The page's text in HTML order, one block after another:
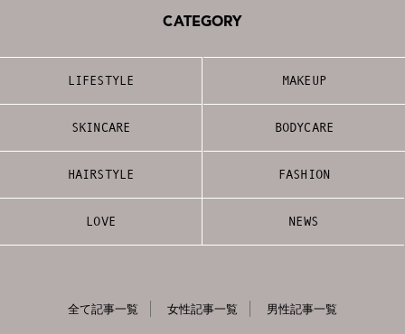
CATEGORY
LIFESTYLE MAKEUP
SKINCARE BODYCARE
HAIRSTYLE FASHION
LOVE NEWS
全て記事一覧 女性記事一覧 男性記事一覧